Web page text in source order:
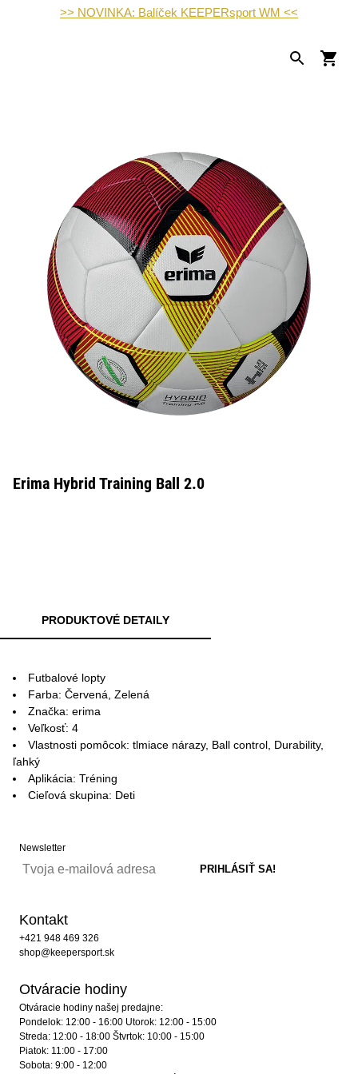
>> NOVINKA: Balíček KEEPERsport WM <<
Erima Hybrid Training Ball 2.0
PRODUKTOVÉ DETAILY
Futbalové lopty
Farba: Červená, Zelená
Značka: erima
Veľkosť: 4
Vlastnosti pomôcok: tlmiace nárazy, Ball control, Durability,
ľahký
Aplikácia: Tréning
Cieľová skupina: Deti
Newsletter
Kontakt
+421 948 469 326
shop@keepersport.sk
Otváracie hodiny
Otváracie hodiny našej predajne:
Pondelok: 12:00 - 16:00 Utorok: 12:00 - 15:00
Streda: 12:00 - 18:00 Štvrtok: 10:00 - 15:00
Piatok: 11:00 - 17:00
Sobota: 9:00 - 12:00